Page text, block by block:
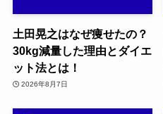
土田晃之はなぜ痩せたの？
30kg減量した理由とダイエ
ット法とは！
2026年8月7日